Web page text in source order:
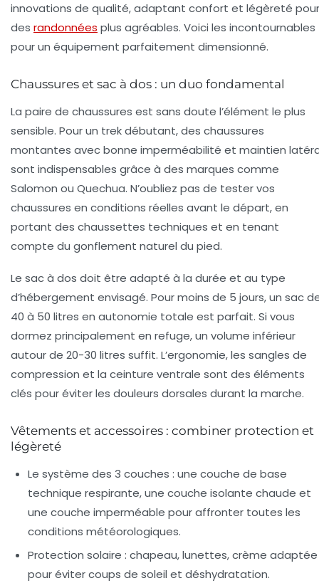
innovations de qualité, adaptant confort et légèreté pour
des randonnées plus agréables. Voici les incontournables
pour un équipement parfaitement dimensionné.
Chaussures et sac à dos : un duo fondamental
La paire de chaussures est sans doute l’élément le plus
sensible. Pour un trek débutant, des chaussures
montantes avec bonne imperméabilité et maintien
sont indispensables grâce à des marques comme
Salomon ou Quechua. N’oubliez pas de tester vos
chaussures en conditions réelles avant le départ, en
portant des chaussettes techniques et en tenant
compte du gonflement naturel du pied.
Le sac à dos doit être adapté à la durée et au type
d’hébergement envisagé. Pour moins de 5 jours, un sac
40 à 50 litres en autonomie totale est parfait. Si vous
dormez principalement en refuge, un volume inférieur
autour de 20-30 litres suffit. L’ergonomie, les sangles de
compression et la ceinture ventrale sont des éléments
clés pour éviter les douleurs dorsales durant la marche.
Vêtements et accessoires : combiner protection et
légèreté
Le système des 3 couches : une couche de base
technique respirante, une couche isolante chaude et
une couche imperméable pour affronter toutes les
conditions météorologiques.
Protection solaire : chapeau, lunettes, crème adaptée
pour éviter coups de soleil et déshydratation.